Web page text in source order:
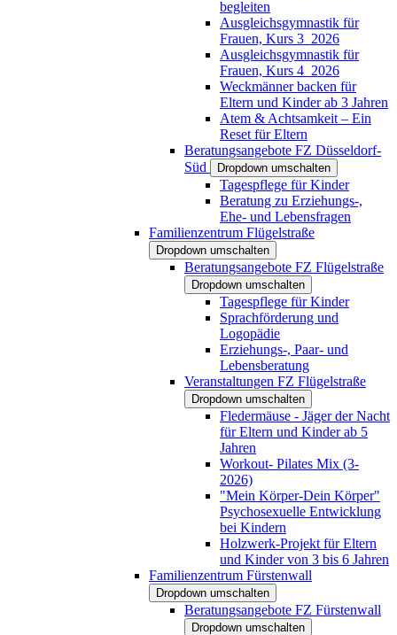
begleiten
Ausgleichsgymnastik für
Frauen, Kurs 3_2026
Ausgleichsgymnastik für
Frauen, Kurs 4_2026
Weckmänner backen für
Eltern und Kinder ab 3 Jahren
Atem & Achtsamkeit – Ein
Reset für Eltern
Beratungsangebote FZ Düsseldorf-
Süd
Dropdown umschalten
Tagespflege für Kinder
Beratung zu Erziehungs-,
Ehe- und Lebensfragen
Familienzentrum Flügelstraße
Dropdown umschalten
Beratungsangebote FZ Flügelstraße
Dropdown umschalten
Tagespflege für Kinder
Sprachförderung und
Logopädie
Erziehungs-, Paar- und
Lebensberatung
Veranstaltungen FZ Flügelstraße
Dropdown umschalten
Fledermäuse - Jäger der Nacht
für Eltern und Kinder ab 5
Jahren
Workout- Pilates Mix (3-
2026)
"Mein Körper-Dein Körper"
Psychosexuelle Entwicklung
bei Kindern
Holzwerk-Projekt für Eltern
und Kinder von 3 bis 6 Jahren
Familienzentrum Fürstenwall
Dropdown umschalten
Beratungsangebote FZ Fürstenwall
Dropdown umschalten